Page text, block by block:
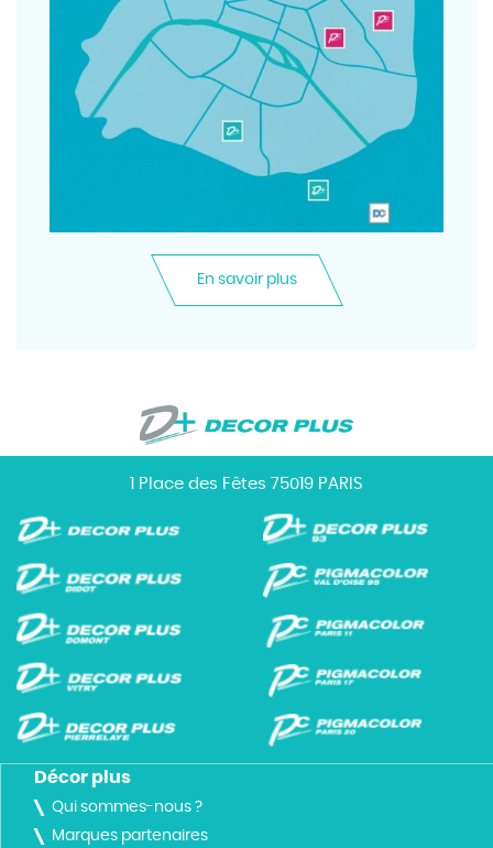
En savoir plus
1 Place des Fêtes 75019 PARIS
Décor plus
Qui sommes-nous ?
Marques partenaires